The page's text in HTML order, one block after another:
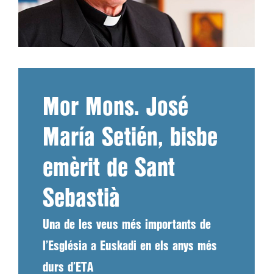
Mor Mons. José
María Setién, bisbe
emèrit de Sant
Sebastià
Una de les veus més importants de
l’Església a Euskadi en els anys més
durs d’ETA